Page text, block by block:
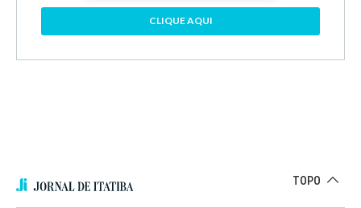
CLIQUE AQUI
TOPO